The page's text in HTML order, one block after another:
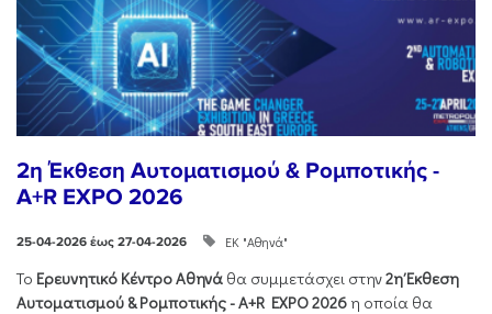
2η Έκθεση Αυτοματισμού & Ρομποτικής -
A+R EXPO 2026
25-04-2026 έως 27-04-2026 ΕΚ "Αθηνά"
Το Ερευνητικό Κέντρο Αθηνά θα συμμετάσχει στην2η Έκθεση
Αυτοματισμού & Ρομποτικής - Α+R EXPO 2026 η οποία θα